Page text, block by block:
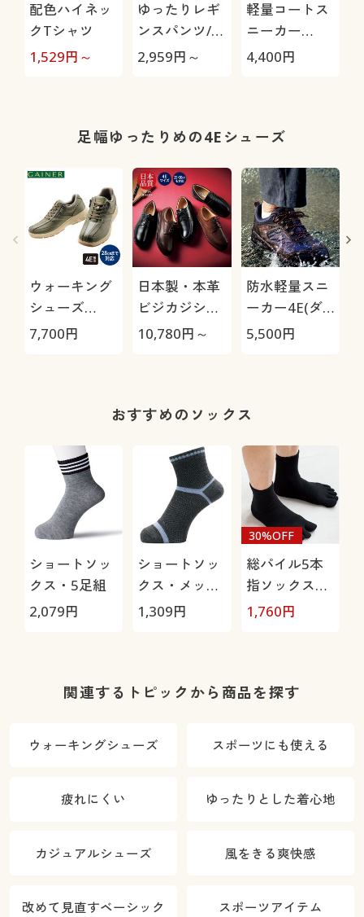
配色ハイネッ
クTシャツ
1,529円～
ゆったりレギ
ンスパンツ/細
見えが叶うら
ト・速乾・洗
2,959円～
軽量コートス
ニーカー
3E(ウィンブ
4,400円
足幅ゆったりめの4Eシューズ
ウォーキング
シューズ
4E(ゲイナー)
7,700円
日本製・本革
ビジカジシュ
ーズ4E(リナ
10,780円～
防水軽量スニ
ーカー4E(ダ
ンロップリフ
5,500円
おすすめのソックス
ショートソッ
クス・5足組
2,079円
ショートソッ
クス・メッシ
ュ3足組(吸汗
1,309円
総パイル5本
指ソックス・
2足組
30%OFF
1,760円
関連するトピックから商品を探す
ウォーキングシューズ スポーツにも使える
疲れにくい ゆったりとした着心地
カジュアルシューズ 風をきる爽快感
改めて見直すベーシック スポーツアイテム